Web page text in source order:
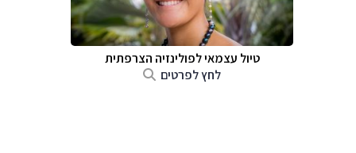
טיול עצמאי לפולינזיה הצרפתית
לחץ לפרטים